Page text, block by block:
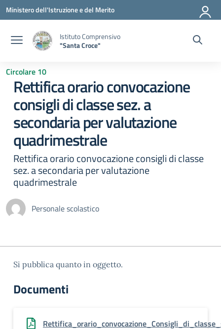
Vai ai contenuti
Vai al menu di navigazione
Vai al footer
Ministero dell'Istruzione e del Merito
Istituto Comprensivo
"Santa Croce"
Circolare 10
Rettifica orario convocazione
consigli di classe sez. a
secondaria per valutazione
quadrimestrale
Rettifica orario convocazione consigli di classe
sez. a secondaria per valutazione
quadrimestrale
Personale scolastico
Si pubblica quanto in oggetto.
Documenti